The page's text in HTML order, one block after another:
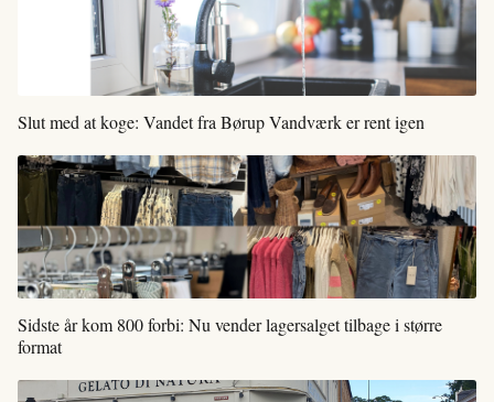
Slut med at koge: Vandet fra Børup Vandværk er rent igen
Sidste år kom 800 forbi: Nu vender lagersalget tilbage i større
format